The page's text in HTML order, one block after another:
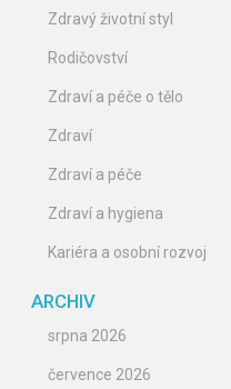
Zdravý životní styl
Rodičovství
Zdraví a péče o tělo
Zdraví
Zdraví a péče
Zdraví a hygiena
Kariéra a osobní rozvoj
ARCHIV
srpna 2026
července 2026